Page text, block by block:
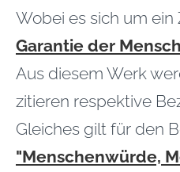
Wobei es sich um ein
Garantie der
Aus diesem Werk
zitieren respektive
Gleiches gilt für den
"Menschenwürde,